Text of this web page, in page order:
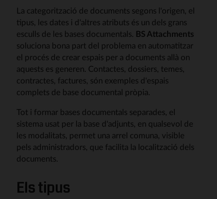
La categorització de documents segons l'origen, el
tipus, les dates i d'altres atributs és un dels grans
esculls de les bases documentals. BS Attachments
soluciona bona part del problema en automatitzar
el procés de crear espais per a documents allà on
aquests es generen. Contactes, dossiers, temes,
contractes, factures, són exemples d'espais
complets de base documental pròpia.
Tot i formar bases documentals separades, el
sistema usat per la base d'adjunts, en qualsevol de
les modalitats, permet una arrel comuna, visible
pels administradors, que facilita la localització dels
documents.
Els tipus